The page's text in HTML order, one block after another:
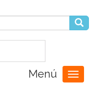
Menú
Toggle
navigation